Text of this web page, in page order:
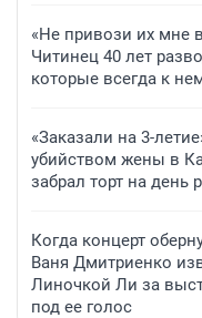
«Не привози их мне
Читинец 40 лет
которые всегда к
«Заказали на 3-
убийством жены в
забрал торт на день
Когда концерт
Ваня Дмитриенко
Линочкой Ли за
под ее голос